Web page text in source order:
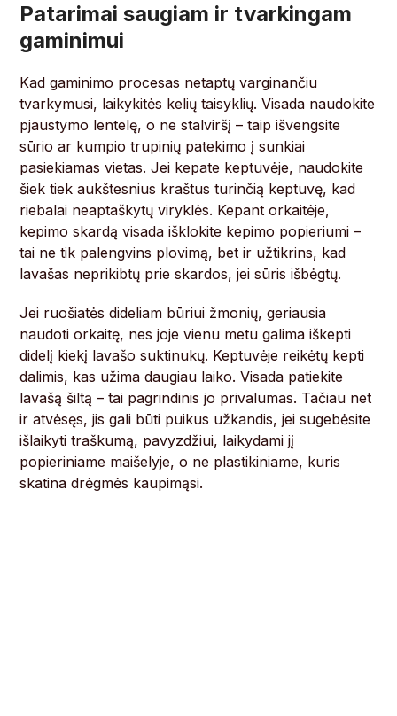
Patarimai saugiam ir tvarkingam
gaminimui
Kad gaminimo procesas netaptų varginančiu
tvarkymusi, laikykitės kelių taisyklių. Visada naudokite
pjaustymo lentelę, o ne stalviršį – taip išvengsite
sūrio ar kumpio trupinių patekimo į sunkiai
pasiekiamas vietas. Jei kepate keptuvėje, naudokite
šiek tiek aukštesnius kraštus turinčią keptuvę, kad
riebalai neaptaškytų viryklės. Kepant orkaitėje,
kepimo skardą visada išklokite kepimo popieriumi –
tai ne tik palengvins plovimą, bet ir užtikrins, kad
lavašas neprikibtų prie skardos, jei sūris išbėgtų.
Jei ruošiatės dideliam būriui žmonių, geriausia
naudoti orkaitę, nes joje vienu metu galima iškepti
didelį kiekį lavašo suktinukų. Keptuvėje reikėtų kepti
dalimis, kas užima daugiau laiko. Visada patiekite
lavašą šiltą – tai pagrindinis jo privalumas. Tačiau net
ir atvėsęs, jis gali būti puikus užkandis, jei sugebėsite
išlaikyti traškumą, pavyzdžiui, laikydami jį
popieriniame maišelyje, o ne plastikiniame, kuris
skatina drėgmės kaupimąsi.